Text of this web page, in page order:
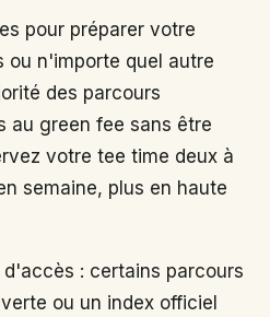
pour préparer votre
ou n'importe quel autre
des parcours
au green fee sans être
votre tee time deux à
semaine, plus en haute
: certains parcours
ou un index officiel